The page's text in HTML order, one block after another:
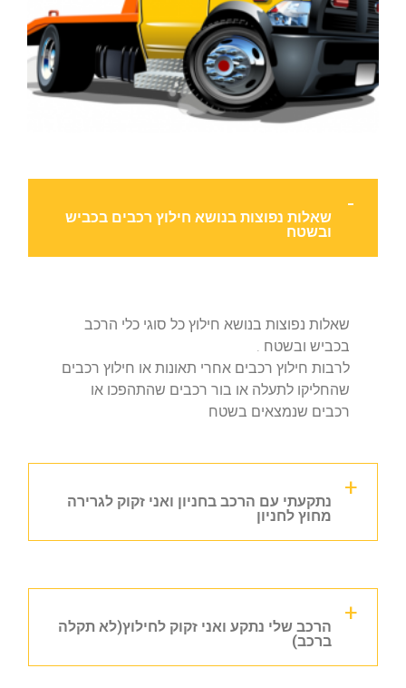
שאלות נפוצות בנושא חילוץ רכבים בכביש
ובשטח
שאלות נפוצות בנושא חילוץ כל סוגי כלי הרכב
בכביש ובשטח .
לרבות חילוץ רכבים אחרי תאונות או חילוץ רכבים
שהחליקו לתעלה או בור רכבים שהתהפכו או
רכבים שנמצאים בשטח
נתקעתי עם הרכב בחניון ואני זקוק לגרירה
מחוץ לחניון
הרכב שלי נתקע ואני זקוק לחילוץ(לא תקלה
ברכב)